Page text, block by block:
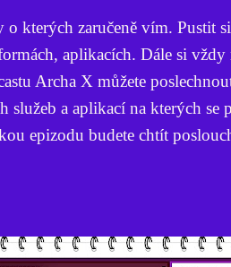
kterých zaručeně vím. Pustit
aplikacích. Dále si
Archa X můžete
služeb a aplikací na kterých
epizodu budete chtít